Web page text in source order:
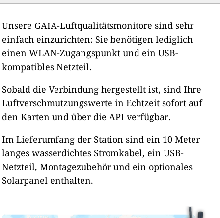
Unsere GAIA-Luftqualitätsmonitore sind sehr
einfach einzurichten: Sie benötigen lediglich
einen WLAN-Zugangspunkt und ein USB-
kompatibles Netzteil.
Sobald die Verbindung hergestellt ist, sind Ihre
Luftverschmutzungswerte in Echtzeit sofort auf
den Karten und über die API verfügbar.
Im Lieferumfang der Station sind ein 10 Meter
langes wasserdichtes Stromkabel, ein USB-
Netzteil, Montagezubehör und ein optionales
Solarpanel enthalten.